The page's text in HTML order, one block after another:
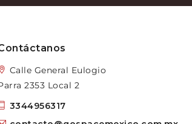
Calle General Eulogio
2353 Local 2
3344956317